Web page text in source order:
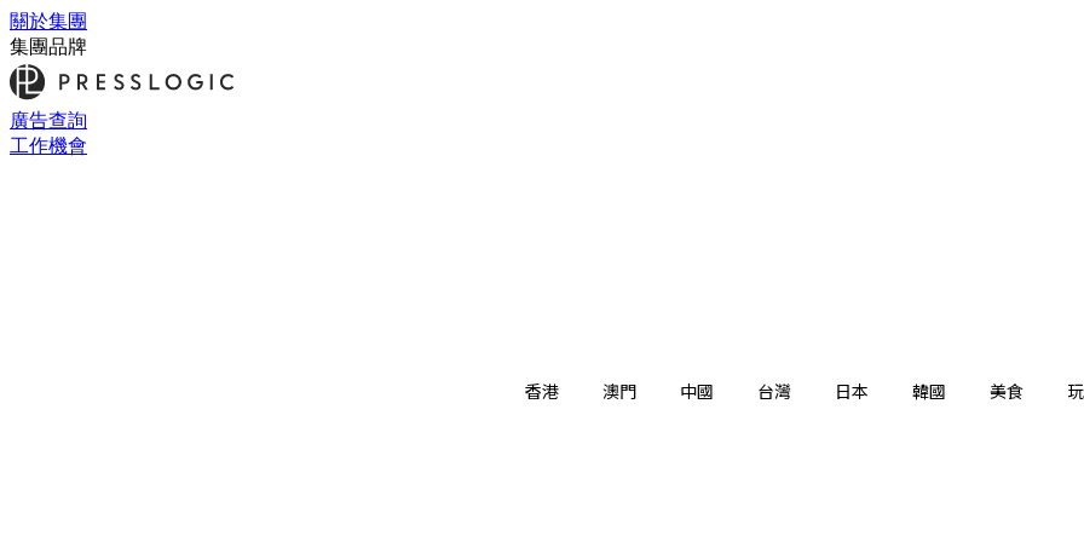
關於集團
集團品牌
廣告查詢
工作機會
香港 澳門 中國 台灣 日本 韓國 美食